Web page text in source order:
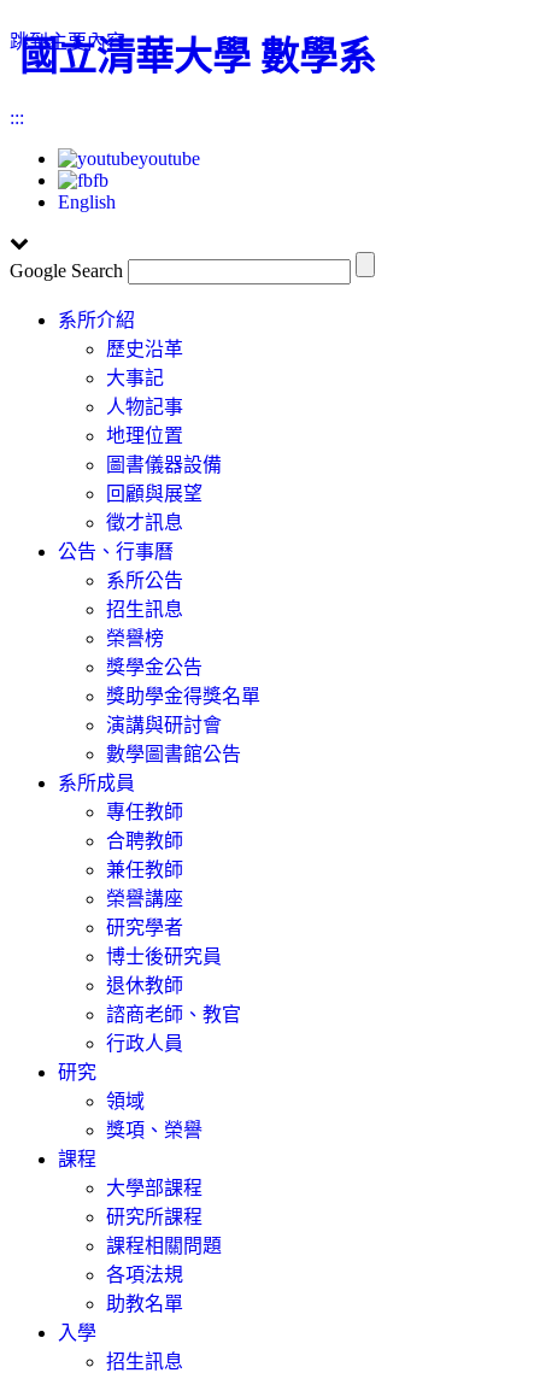
跳到主要內容
國立清華大學 數學系
:::
youtube
fb
English
Google Search
Toggle
navigation
系所介紹
歷史沿革
大事記
人物記事
地理位置
圖書儀器設備
回顧與展望
徵才訊息
公告、行事曆
系所公告
招生訊息
榮譽榜
獎學金公告
獎助學金得獎名單
演講與研討會
數學圖書館公告
系所成員
專任教師
合聘教師
兼任教師
榮譽講座
研究學者
博士後研究員
退休教師
諮商老師、教官
行政人員
研究
領域
獎項、榮譽
課程
大學部課程
研究所課程
課程相關問題
各項法規
助教名單
入學
招生訊息